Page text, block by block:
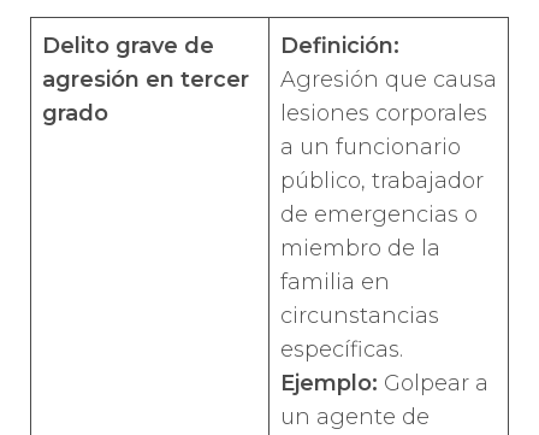
Delito grave de
agresión en tercer
grado
Definición:
Agresión que causa
lesiones corporales
a un funcionario
público, trabajador
de emergencias o
miembro de la
familia en
circunstancias
específicas.
Ejemplo: Golpear a
un agente de